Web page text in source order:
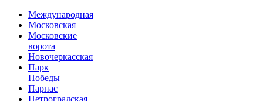
Международная
Московская
Московские
ворота
Новочеркасская
Парк
Победы
Парнас
Петроградская